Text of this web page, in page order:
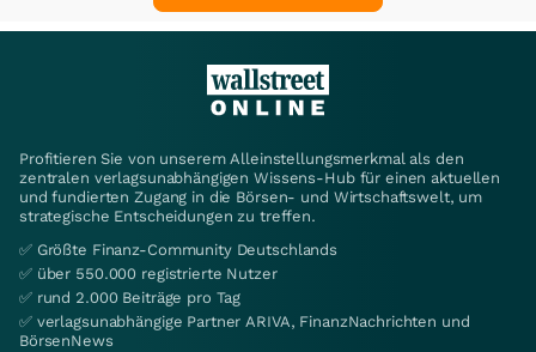
Profitieren Sie von unserem Alleinstellungsmerkmal als den
zentralen verlagsunabhängigen Wissens-Hub für einen aktuellen
und fundierten Zugang in die Börsen- und Wirtschaftswelt, um
strategische Entscheidungen zu treffen.
✅ Größte Finanz-Community Deutschlands
✅ über 550.000 registrierte Nutzer
✅ rund 2.000 Beiträge pro Tag
✅ verlagsunabhängige Partner ARIVA, FinanzNachrichten und
BörsenNews